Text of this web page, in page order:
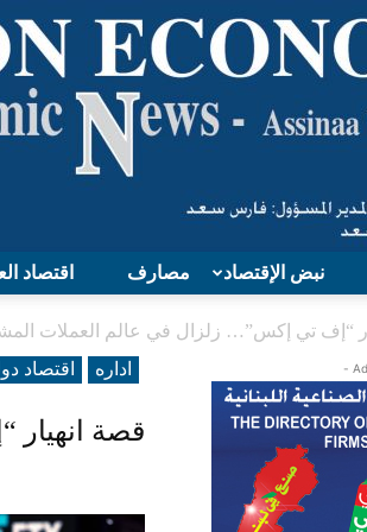
اقتصاد مصارف نبض الإقتصاد
“إف تي إكس”… زلزال في عالم العملات
اداره
اقتصاد
قصة